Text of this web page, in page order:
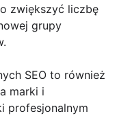
zwiększyć liczbę
grupy
SEO to również
marki i
profesjonalnym